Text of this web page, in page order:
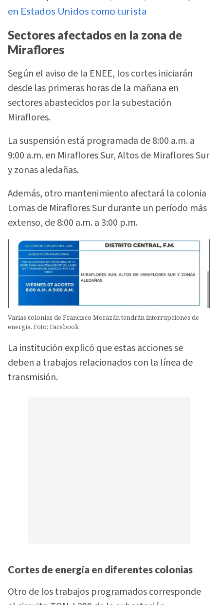
en Estados Unidos como turista
Sectores afectados en la zona de
Miraflores
Según el aviso de la ENEE, los cortes iniciarán
desde las primeras horas de la mañana en
sectores abastecidos por la subestación
Miraflores.
La suspensión está programada de 8:00 a.m. a
9:00 a.m. en Miraflores Sur, Altos de Miraflores Sur
y zonas aledañas.
Además, otro mantenimiento afectará la colonia
Lomas de Miraflores Sur durante un período más
extenso, de 8:00 a.m. a 3:00 p.m.
Varias colonias de Francisco Morazán tendrán interrupciones de
energía. Foto: Facebook
La institución explicó que estas acciones se
deben a trabajos relacionados con la línea de
transmisión.
Cortes de energía en diferentes colonias
Otro de los trabajos programados corresponde